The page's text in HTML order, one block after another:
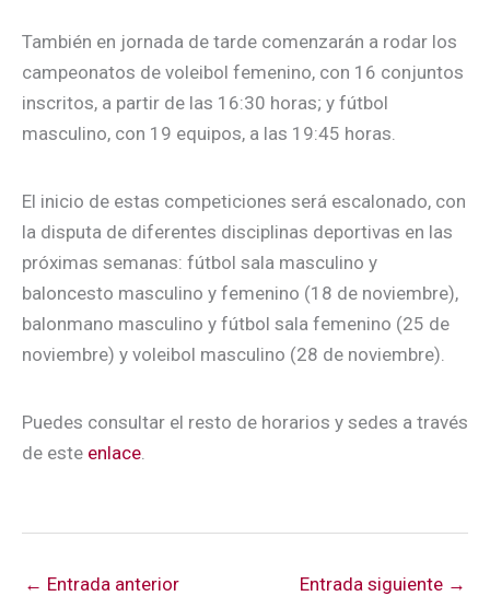
También en jornada de tarde comenzarán a rodar los
campeonatos de voleibol femenino, con 16 conjuntos
inscritos, a partir de las 16:30 horas; y fútbol
masculino, con 19 equipos, a las 19:45 horas.
El inicio de estas competiciones será escalonado, con
la disputa de diferentes disciplinas deportivas en las
próximas semanas: fútbol sala masculino y
baloncesto masculino y femenino (18 de noviembre),
balonmano masculino y fútbol sala femenino (25 de
noviembre) y voleibol masculino (28 de noviembre).
Puedes consultar el resto de horarios y sedes a través
de este enlace
← Entrada anterior Entrada siguiente →